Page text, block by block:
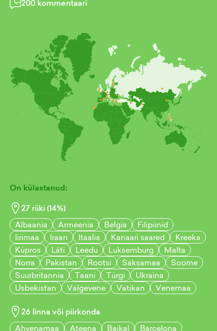
200 kommentaari
On külastanud:
27 riiki (14%)
Albaania
Armeenia Belgia
Filipiinid
Iirimaa
Iraan Itaalia Kanaari saared
Kreeka
Küpros
Läti Leedu Luksemburg
Malta
Norra
Pakistan Rootsi Saksamaa
Soome
Suurbritannia
Taani Türgi
Ukraina
Usbekistan
Valgevene Vatikan Venemaa
26 linna või piirkonda
Ahvenamaa
Ateena Baikal
Barcelona